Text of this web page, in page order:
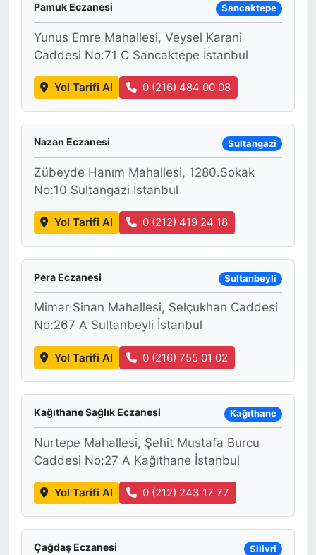
Pamuk Eczanesi Sancaktepe
Yunus Emre Mahallesi, Veysel Karani
Caddesi No:71 C Sancaktepe İstanbul
Yol Tarifi Al 0 (216) 484 00 08
Nazan Eczanesi Sultangazi
Zübeyde Hanım Mahallesi, 1280.Sokak
No:10 Sultangazi İstanbul
Yol Tarifi Al 0 (212) 419 24 18
Pera Eczanesi Sultanbeyli
Mimar Sinan Mahallesi, Selçukhan Caddesi
No:267 A Sultanbeyli İstanbul
Yol Tarifi Al 0 (216) 755 01 02
Kağıthane Sağlık Eczanesi Kağıthane
Nurtepe Mahallesi, Şehit Mustafa Burcu
Caddesi No:27 A Kağıthane İstanbul
Yol Tarifi Al 0 (212) 243 17 77
Çağdaş Eczanesi Silivri